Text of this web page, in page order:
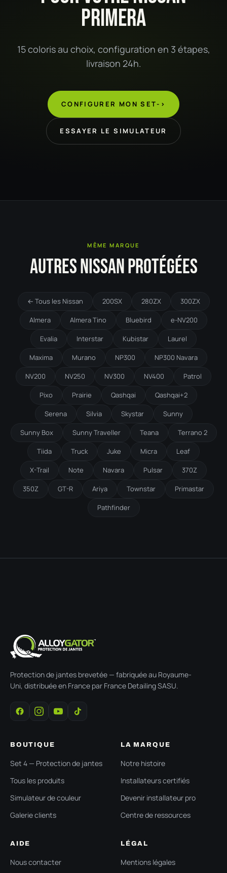
PRIMERA
15 coloris au choix, configuration en 3 étapes,
livraison 24h.
CONFIGURER MON SET->
ESSAYER LE SIMULATEUR
MÊME MARQUE
AUTRES NISSAN PROTÉGÉES
← Tous les Nissan 200SX 280ZX 300ZX
Almera Almera Tino Bluebird e-NV200
Evalia Interstar Kubistar Laurel
Maxima Murano NP300 NP300 Navara
NV200 NV250 NV300 NV400 Patrol
Pixo Prairie Qashqai Qashqai+2
Serena Silvia Skystar Sunny
Sunny Box Sunny Traveller Teana Terrano 2
Tiida Truck Juke Micra Leaf
X-Trail Note Navara Pulsar 370Z
350Z GT-R Ariya Townstar Primastar
Pathfinder
Protection de jantes brevetée — fabriquée au Royaume-
Uni, distribuée en France par France Detailing SASU.
BOUTIQUE
Set 4 — Protection de jantes
Tous les produits
Simulateur de couleur
Galerie clients
LA MARQUE
Notre histoire
Installateurs certifiés
Devenir installateur pro
Centre de ressources
AIDE
Nous contacter
LÉGAL
Mentions légales